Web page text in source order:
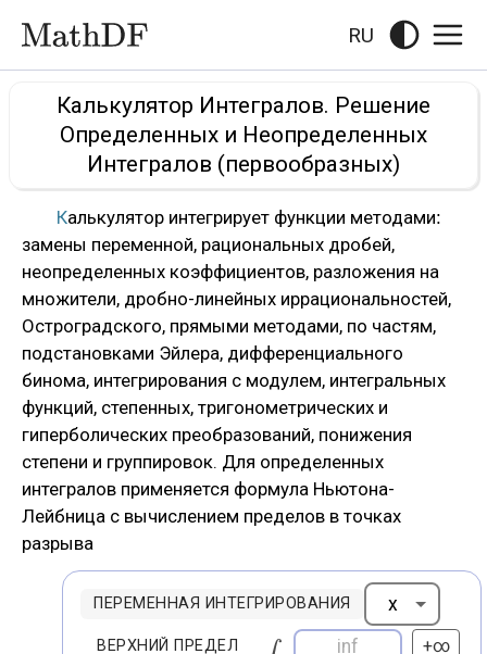
RU
Калькулятор Интегралов. Решение
Определенных и Неопределенных
Интегралов (первообразных)
Калькулятор интегрирует функции методами:
замены переменной, рациональных дробей,
неопределенных коэффициентов, разложения на
множители, дробно-линейных иррациональностей,
Остроградского, прямыми методами, по частям,
подстановками Эйлера, дифференциального
бинома, интегрирования с модулем, интегральных
функций, степенных, тригонометрических и
гиперболических преобразований, понижения
степени и группировок. Для определенных
интегралов применяется формула Ньютона-
Лейбница с вычислением пределов в точках
разрыва
ПЕРЕМЕННАЯ ИНТЕГРИРОВАНИЯ
ВЕРХНИЙ ПРЕДЕЛ +∞